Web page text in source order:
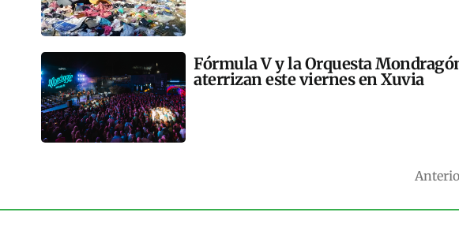
Fórmula V y la Orquesta
aterrizan este viernes en Xuvia